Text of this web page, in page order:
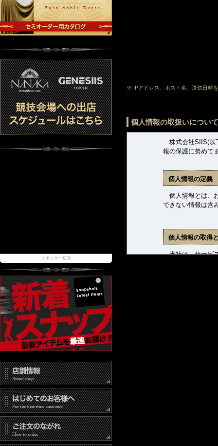
スポンサー広告
※ IPアドレス、ホスト名、送信日時
個人情報の取扱いについて
株式会社SIIS(以
報の保護に努めて
個人情報の定義
個人情報とは、
できない情報は含
個人情報の取得
当社は、サービス